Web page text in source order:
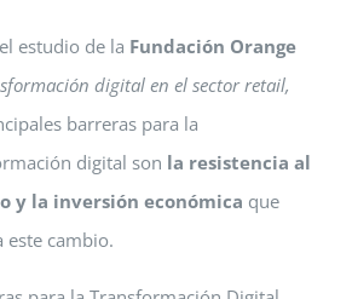
estudio de la Fundación Orange
digital en el sector retail,
barreras para la
digital son la resistencia al
y la inversión económica que
este cambio.